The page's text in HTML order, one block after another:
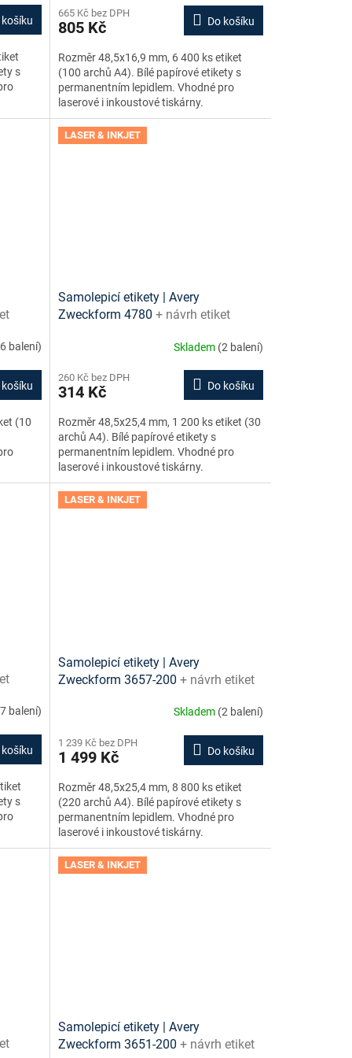
košíku
s
665 Kč bez DPH
805 Kč Do košíku
Rozměr 48,5x16,9 mm, 6 400 ks etiket
(100 archů A4). Bílé papírové etikety s
permanentním lepidlem. Vhodné pro
laserové i inkoustové tiskárny.
balení)
košíku
(10
LASER & INKJET
Samolepicí etikety | Avery
Zweckform 4780 + návrh etiket
Skladem (2 balení)
260 Kč bez DPH
314 Kč Do košíku
Rozměr 48,5x25,4 mm, 1 200 ks etiket (30
archů A4). Bílé papírové etikety s
permanentním lepidlem. Vhodné pro
laserové i inkoustové tiskárny.
balení)
košíku
s
LASER & INKJET
Samolepicí etikety | Avery
Zweckform 3657-200 + návrh etiket
Skladem (2 balení)
1 239 Kč bez DPH
1 499 Kč Do košíku
Rozměr 48,5x25,4 mm, 8 800 ks etiket
(220 archů A4). Bílé papírové etikety s
permanentním lepidlem. Vhodné pro
laserové i inkoustové tiskárny.
LASER & INKJET
Samolepicí etikety | Avery
Zweckform 3651-200 + návrh etiket